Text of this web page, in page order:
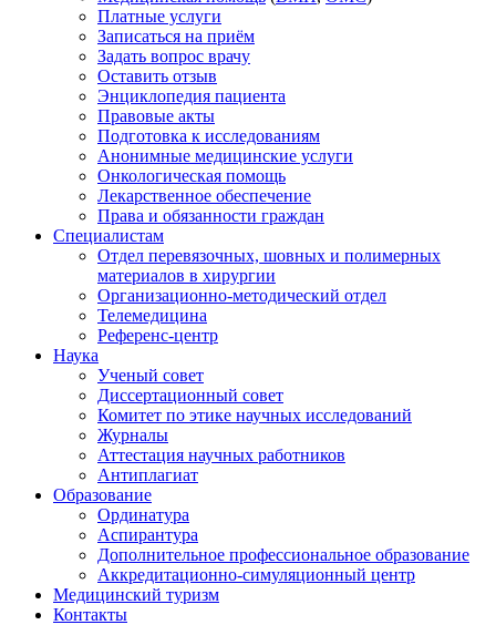
Платные услуги
Записаться на приём
Задать вопрос врачу
Оставить отзыв
Энциклопедия пациента
Правовые акты
Подготовка к исследованиям
Анонимные медицинские услуги
Онкологическая помощь
Лекарственное обеспечение
Права и обязанности граждан
Специалистам
Отдел перевязочных, шовных и полимерных
материалов в хирургии
Организационно-методический отдел
Телемедицина
Референс-центр
Наука
Ученый совет
Диссертационный совет
Комитет по этике научных исследований
Журналы
Аттестация научных работников
Антиплагиат
Образование
Ординатура
Аспирантура
Дополнительное профессиональное образование
Аккредитационно-симуляционный центр
Медицинский туризм
Контакты